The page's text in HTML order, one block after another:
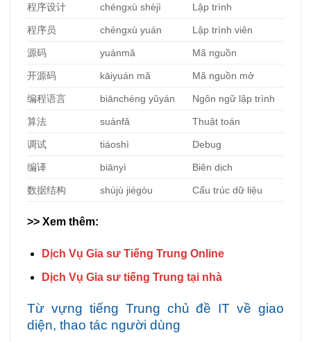
程序设计 chéngxù shèjì Lập trình
程序员 chéngxù yuán Lập trình viên
源码 yuánmǎ Mã nguồn
开源码 kāiyuán mǎ Mã nguồn mở
编程语言 biānchéng yǔyán Ngôn ngữ lập trình
算法 suànfǎ Thuật toán
调试 tiáoshì Debug
编译 biānyì Biên dịch
数据结构 shùjù jiégòu Cấu trúc dữ liệu
>> Xem thêm:
Dịch Vụ Gia sư Tiếng Trung Online
Dịch Vụ Gia sư tiếng Trung tại nhà
Từ vựng tiếng Trung chủ đề IT về giao
diện, thao tác người dùng